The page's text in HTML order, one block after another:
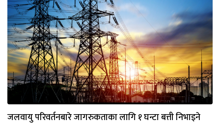
जलवायु परिवर्तनबारे जागरुकताका लागि १ घन्टा बत्ती निभाइने